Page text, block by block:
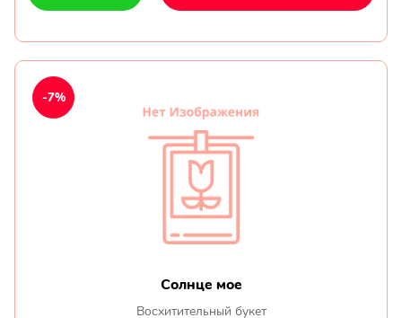
Солнце мое
Восхитительный букет
-7%